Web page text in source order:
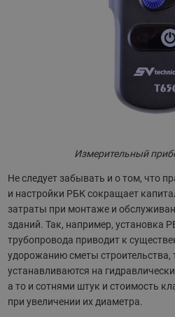
Измерительный
Не следует забывать и о том, что
и настройки РБК сокращает
затраты при монтаже и
зданий. Так, например, установка
трубопровода приводит к
удорожанию сметы строительства,
устанавливаются на
а то и сотнями штук и стоимость
при увеличении их диаметра.